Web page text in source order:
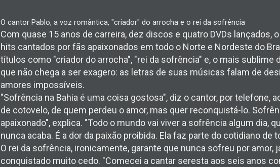
O cantor Pablo, a voz romântica, "criador" do arrocha e o rei da sofrência
Com quase 15 anos de carreira, dez discos e quatro DVDs lançados,
hits cantados por fãs apaixonados em todo o Norte e Nordeste do
títulos como "criador do arrocha", "rei da sofrência" e, o mais sublime
que não chega a ser exagero: as letras de suas músicas falam de
amores impossíveis.
"Sofrência na Bahia é uma coisa gostosa", diz o cantor, por telefone,
de cotovelo, de quem perdeu o amor, mas quer reconquistá-lo.
apaixonado", explica. "Todo o mundo vai viver a sofrência algum dia,
nunca acaba. É a dor da paixão proibida. Ela faz parte do cotidiano de
O rei da sofrência, ironicamente, garante que nunca sofreu por amor,
conquistado muito cedo. "Comecei a cantar seresta aos seis anos